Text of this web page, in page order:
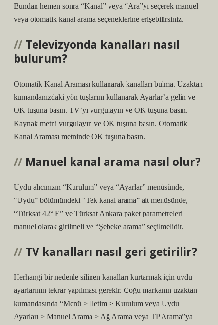
Bundan hemen sonra “Kanal” veya “Ara”yı seçerek manuel
veya otomatik kanal arama seçeneklerine erişebilirsiniz.
Televizyonda kanalları nasıl
bulurum?
Otomatik Kanal Araması kullanarak kanalları bulma. Uzaktan
kumandanızdaki yön tuşlarını kullanarak Ayarlar’a gelin ve
OK tuşuna basın. TV’yi vurgulayın ve OK tuşuna basın.
Kaynak metni vurgulayın ve OK tuşuna basın. Otomatik
Kanal Araması metninde OK tuşuna basın.
Manuel kanal arama nasıl olur?
Uydu alıcınızın “Kurulum” veya “Ayarlar” menüsünde,
“Uydu” bölümündeki “Tek kanal arama” alt menüsünde,
“Türksat 42° E” ve Türksat Ankara paket parametreleri
manuel olarak girilmeli ve “Şebeke arama” seçilmelidir.
TV kanalları nasıl geri getirilir?
Herhangi bir nedenle silinen kanalları kurtarmak için uydu
ayarlarının tekrar yapılması gerekir. Çoğu markanın uzaktan
kumandasında “Menü > İletim > Kurulum veya Uydu
Ayarları > Manuel Arama > Ağ Arama veya TP Arama”ya